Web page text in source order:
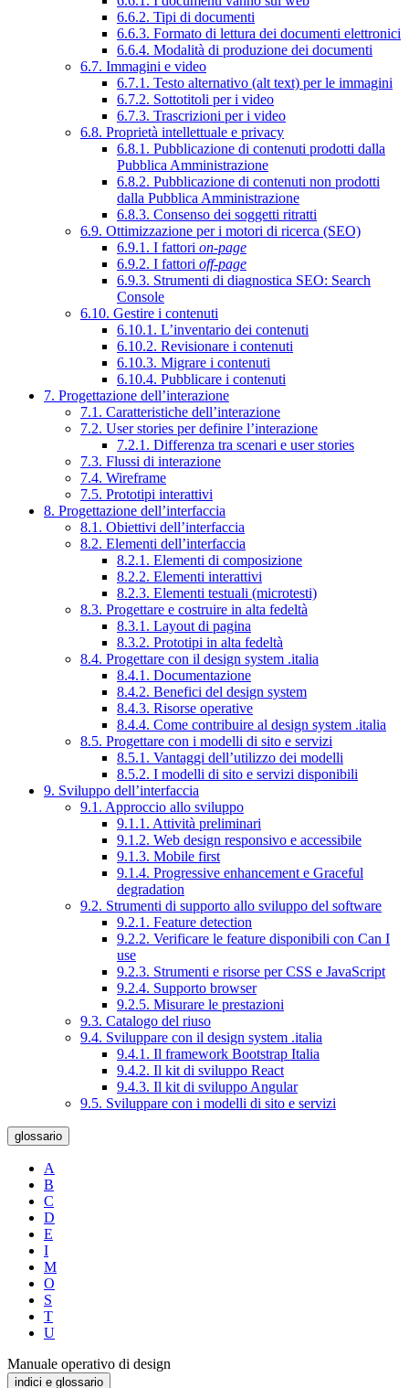
6.6.2. Tipi di documenti
6.6.3. Formato di lettura dei documenti elettronici
6.6.4. Modalità di produzione dei documenti
6.7. Immagini e video
6.7.1. Testo alternativo (alt text) per le immagini
6.7.2. Sottotitoli per i video
6.7.3. Trascrizioni per i video
6.8. Proprietà intellettuale e privacy
6.8.1. Pubblicazione di contenuti prodotti dalla
Pubblica Amministrazione
6.8.2. Pubblicazione di contenuti non prodotti
dalla Pubblica Amministrazione
6.8.3. Consenso dei soggetti ritratti
6.9. Ottimizzazione per i motori di ricerca (SEO)
6.9.1. I fattori on-page
6.9.2. I fattori off-page
6.9.3. Strumenti di diagnostica SEO: Search
Console
6.10. Gestire i contenuti
6.10.1. L’inventario dei contenuti
6.10.2. Revisionare i contenuti
6.10.3. Migrare i contenuti
6.10.4. Pubblicare i contenuti
7. Progettazione dell’interazione
7.1. Caratteristiche dell’interazione
7.2. User stories per definire l’interazione
7.2.1. Differenza tra scenari e user stories
7.3. Flussi di interazione
7.4. Wireframe
7.5. Prototipi interattivi
8. Progettazione dell’interfaccia
8.1. Obiettivi dell’interfaccia
8.2. Elementi dell’interfaccia
8.2.1. Elementi di composizione
8.2.2. Elementi interattivi
8.2.3. Elementi testuali (microtesti)
8.3. Progettare e costruire in alta fedeltà
8.3.1. Layout di pagina
8.3.2. Prototipi in alta fedeltà
8.4. Progettare con il design system .italia
8.4.1. Documentazione
8.4.2. Benefici del design system
8.4.3. Risorse operative
8.4.4. Come contribuire al design system .italia
8.5. Progettare con i modelli di sito e servizi
8.5.1. Vantaggi dell’utilizzo dei modelli
8.5.2. I modelli di sito e servizi disponibili
9. Sviluppo dell’interfaccia
9.1. Approccio allo sviluppo
9.1.1. Attività preliminari
9.1.2. Web design responsivo e accessibile
9.1.3. Mobile first
9.1.4. Progressive enhancement e Graceful
degradation
9.2. Strumenti di supporto allo sviluppo del software
9.2.1. Feature detection
9.2.2. Verificare le feature disponibili con Can I
use
9.2.3. Strumenti e risorse per CSS e JavaScript
9.2.4. Supporto browser
9.2.5. Misurare le prestazioni
9.3. Catalogo del riuso
9.4. Sviluppare con il design system .italia
9.4.1. Il framework Bootstrap Italia
9.4.2. Il kit di sviluppo React
9.4.3. Il kit di sviluppo Angular
9.5. Sviluppare con i modelli di sito e servizi
glossario
A
B
C
D
E
I
M
O
S
T
U
Manuale operativo di design
indici e glossario